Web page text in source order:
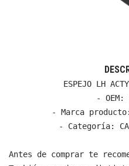
ESPEJO LH
- OEM:
- Marca
- Categoría:
Antes de comprar te